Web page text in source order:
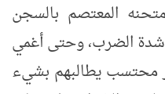
المعتصم بالسجن
الضرب، وحتى أغمي
محتسب يطالبهم بشيء